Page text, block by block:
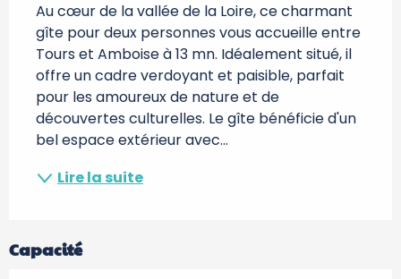
Au cœur de la vallée de la Loire, ce charmant
gîte pour deux personnes vous accueille entre
Tours et Amboise à 13 mn. Idéalement situé, il
offre un cadre verdoyant et paisible, parfait
pour les amoureux de nature et de
découvertes culturelles. Le gîte bénéficie d'un
bel espace extérieur avec...
Lire la suite
Capacité